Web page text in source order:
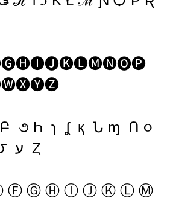
૭ Һ ɿ ʆ қ Ն ɱ Ո ૦
ƿ Ր ς ੮ υ ౮ ע Ȥ
Ⓕ Ⓖ Ⓗ Ⓘ Ⓙ Ⓚ Ⓛ Ⓜ